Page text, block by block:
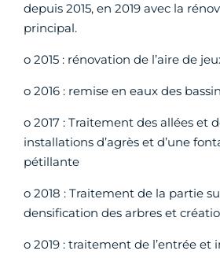
depuis 2015, en 2019 avec la
principal.
o 2015 : rénovation de l’aire de
o 2016 : remise en eaux des
o 2017 : Traitement des allées et
installations d’agrès et d’une
pétillante
o 2018 : Traitement de la partie
densification des arbres et
o 2019 : traitement de l’entrée et